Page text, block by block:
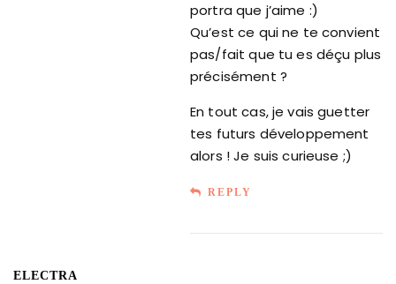
portra que j’aime :)
Qu’est ce qui ne te convient
pas/fait que tu es déçu plus
précisément ?
En tout cas, je vais guetter
tes futurs développement
alors ! Je suis curieuse ;)
REPLY
ELECTRA